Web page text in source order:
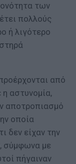
των
πολλούς
ή λιγότερο
από
αστυνομία,
αποτροπιασμό
οποία
δεν είχαν την
σύμφωνα με
πήγαιναν